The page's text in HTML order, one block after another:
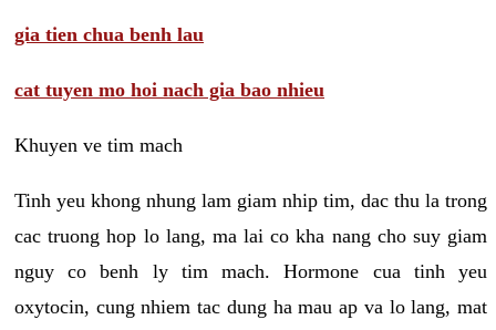
gia tien chua benh lau
cat tuyen mo hoi nach gia bao nhieu
Khuyen ve tim mach
Tinh yeu khong nhung lam giam nhip tim, dac thu la trong
cac truong hop lo lang, ma lai co kha nang cho suy giam
nguy co benh ly tim mach. Hormone cua tinh yeu
oxytocin, cung nhiem tac dung ha mau ap va lo lang, mat